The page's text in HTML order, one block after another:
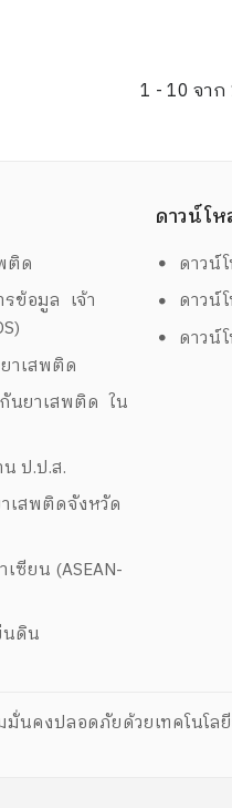
1 - 10 จาก
ติด
ข้อมูล เจ้า
าเสพติด
นยาเสพติด ใน
ป.ป.ส.
เสพติดจังหวัด
ซียน (ASEAN-
ดิน
ดาวน์โ
ดาวน์
ดาวน์
ดาวน์
นคงปลอดภัยด้วยเทคโนโล